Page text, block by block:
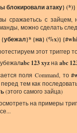
блокировали атаку}
сражаетьсь с
можно сделать
{убежал}* {на} (%x)}
этот триггер
abc 123 xyzнаabc
поля Command, то
перед тем как
(этого самого зайца)
на примеры